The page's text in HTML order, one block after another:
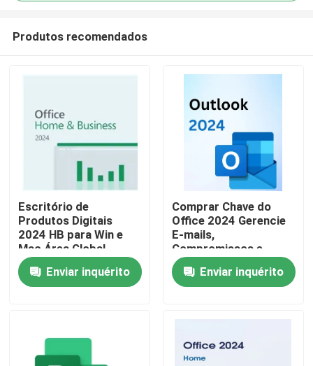
Para casa
Vídeos
Produtos recomendados
Escritório de
Produtos Digitais
2024 HB para Win e
Mac Área Global
Recursos Inovadores
Otimizando
Processos de
Enviar inquérito
Comprar Chave do
Office 2024 Gerencie
E-mails,
Compromissos e
Tarefas com
Eficiência e
Integração Perfeita
Office
Enviar inquérito